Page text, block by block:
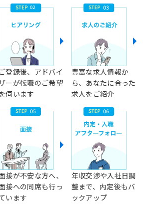
ご登録後、アドバイ
ーが転職のご希望
伺います
豊富な求人情報か
ら、あなたに合った
求人をご紹介
接が不安な方へ、
接への同席も行っ
います
年収交渉や入社日調
整まで、内定後もバ
ックアップ